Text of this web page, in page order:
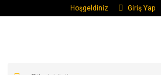
Hoşgeldiniz Giriş Yap